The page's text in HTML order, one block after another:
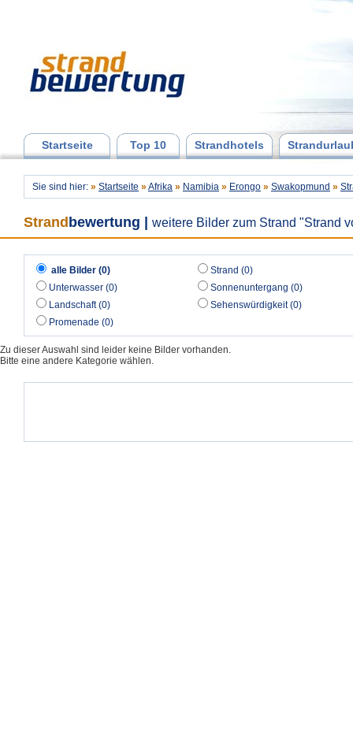
Startseite Top 10 Strandhotels
Sie sind hier: » Startseite » Afrika » Namibia » Erongo » Swakopmund »
Strand bewertung weitere Bilder zum Strand "Strand
alle Bilder (0)
Strand (0)
Unterwasser (0)
Sonnenuntergang (0)
Landschaft (0)
Sehenswürdigkeit (0)
Promenade (0)
Zu dieser Auswahl sind leider keine Bilder vorhanden.
Bitte eine andere Kategorie wählen.